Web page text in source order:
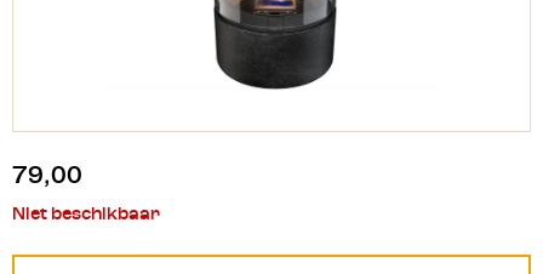
79,00
Niet beschikbaar